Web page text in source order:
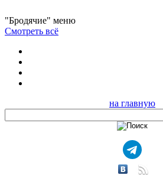
"Бродячие" меню
Смотреть всё
на главную